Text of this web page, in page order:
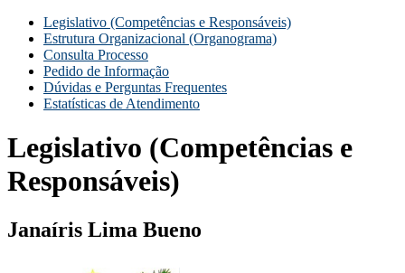
Legislativo (Competências e Responsáveis)
Estrutura Organizacional (Organograma)
Consulta Processo
Pedido de Informação
Dúvidas e Perguntas Frequentes
Estatísticas de Atendimento
Legislativo (Competências e
Responsáveis)
Janaíris Lima Bueno